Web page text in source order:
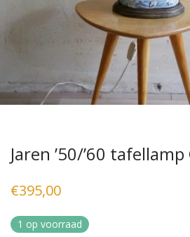
Jaren ’50/’60
€395,00
1 op voorraad